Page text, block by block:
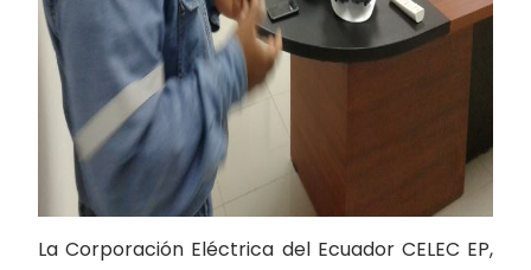
La Corporación Eléctrica del Ecuador CELEC EP,